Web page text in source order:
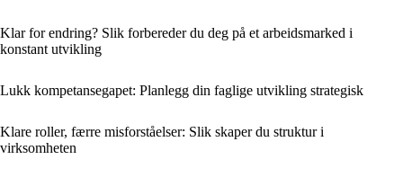
Klar for endring? Slik forbereder du deg på et arbeidsmarked i
konstant utvikling
Lukk kompetansegapet: Planlegg din faglige utvikling strategisk
Klare roller, færre misforståelser: Slik skaper du struktur i
virksomheten